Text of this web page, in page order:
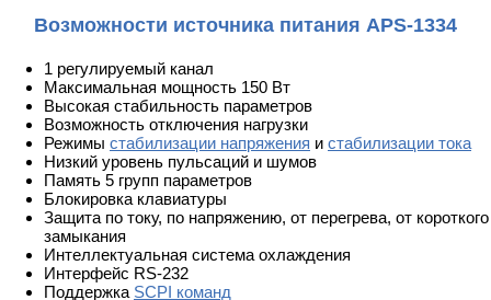
Возможности источника питания APS-1334
1 регулируемый канал
Максимальная мощность 150 Вт
Высокая стабильность параметров
Возможность отключения нагрузки
Режимы стабилизации напряжения и стабилизации тока
Низкий уровень пульсаций и шумов
Память 5 групп параметров
Блокировка клавиатуры
Защита по току, по напряжению, от перегрева, от короткого
замыкания
Интеллектуальная система охлаждения
Интерфейс RS-232
Поддержка SCPI команд